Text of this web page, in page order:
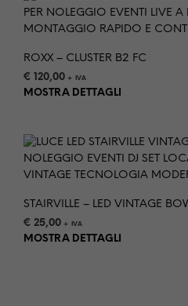
ROXX – CLUSTER B2 FC
€ 120,00 + IVA
MOSTRA DETTAGLI
STAIRVILLE – LED VINTAGE
€ 25,00 + IVA
MOSTRA DETTAGLI